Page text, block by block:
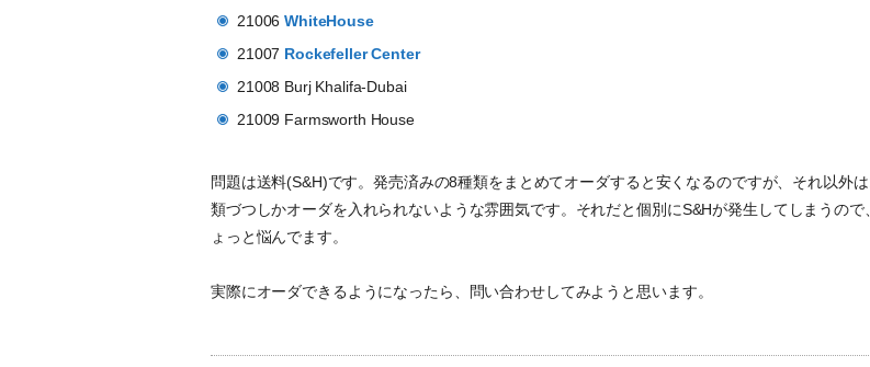
21006WhiteHouse
21007 Rockefeller Center
21008 Burj Khalifa-Dubai
21009 Farmsworth House
問題は送料(S&H)です。発売済みの8種類をまとめてオーダすると安くなるのですが、それ以外
類づつしかオーダを入れられないような雰囲気です。それだと個別にS&Hが発生してしまうので
ょっと悩んでます。
実際にオーダできるようになったら、問い合わせしてみようと思います。